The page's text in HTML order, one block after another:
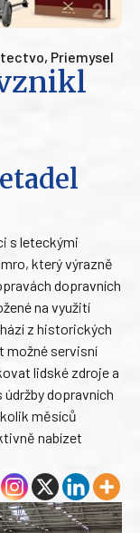
, Priemysel
vznikl
s leteckými
který výrazně
dopravních
na využití
z historických
možné servisní
lidské zdroje a
dopravních
měsíců
nabízet